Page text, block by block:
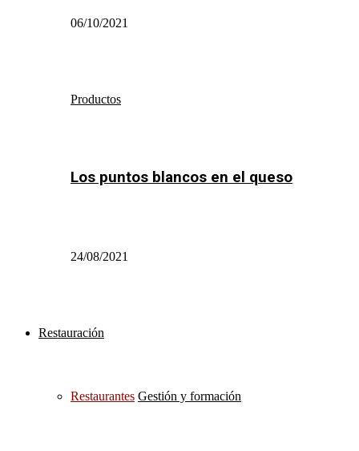
06/10/2021
Productos
Los puntos blancos en el queso
24/08/2021
Restauración
Restaurantes Gestión y formación